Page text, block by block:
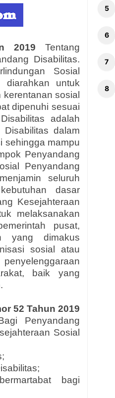
2019 Tentang
Disabilitas.
Sosial
diarahkan untuk
sosial
dipenuhi sesuai
adalah
dalam
sehingga mampu
Penyandang
Penyandang
seluruh
dasar
Kesejahteraan
melaksanakan
pusat,
yang dimakus
sosial atau
baik yang
52 Tahun 2019
Penyandang
Sosial
bagi